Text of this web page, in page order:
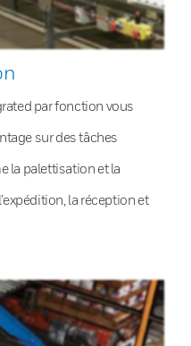
par fonction vous
sur des tâches
la palettisation et la
la réception et